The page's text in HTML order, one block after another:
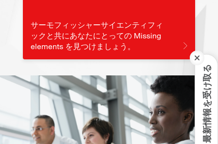
最新情報を受け取る
サーモフィッシャーサイエンティフィ
ックと共にあなたにとっての Missing
elements を見つけましょう。